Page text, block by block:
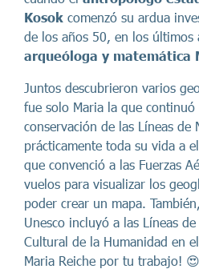
Kosok comenzó su ardua
de los años 50, en los últimos
arqueóloga y matemática
Juntos descubrieron varios
fue solo Maria la que
conservación de las Líneas de
prácticamente toda su vida a
que convenció a las Fuerzas
vuelos para visualizar los
poder crear un mapa.
Unesco incluyó a las Líneas
Cultural de la Humanidad en
Maria Reiche por tu trabajo! 😍